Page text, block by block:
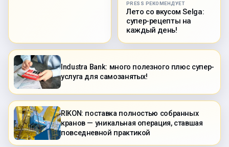
PRESS РЕКОМЕНДУЕТ
Лето со вкусом Selga:
супер-рецепты на
каждый день!
Industra Bank: много полезного плюс супер-
услуга для самозанятых!
RIKON: поставка полностью собранных
кранов — уникальная операция, ставшая
повседневной практикой